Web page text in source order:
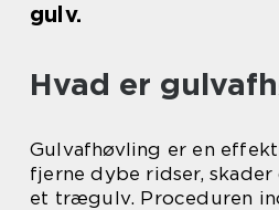
gulv.
Hvad er
Gulvafhøvling er en
fjerne dybe ridser,
et trægulv. Proceduren